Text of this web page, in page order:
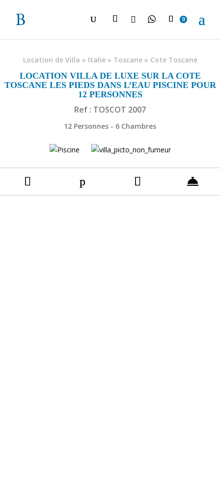
 0
Location de Villa » Italie» Toscane» Cote Toscane
LOCATION VILLA DE LUXE SUR LA COTE
TOSCANE LES PIEDS DANS L’EAU PISCINE POUR
12 PERSONNES
Ref : TOSCOT 2007
12 Personnes - 6 Chambres